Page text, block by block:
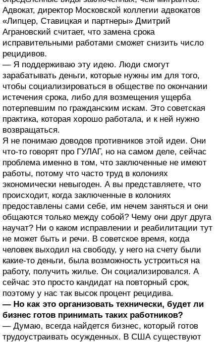
Адвокат, директор Московской коллегии адвокатов
«Липцер, Ставицкая и партнеры» Дмитрий
Аграновский считает, что замена срока
исправительными работами сможет снизить число
рецидивов.
— Я поддерживаю эту идею. Люди смогут
зарабатывать деньги, которые нужны им для того,
чтобы социализироваться в обществе по окончании
истечения срока, либо для возмещения ущерба
потерпевшим по гражданским искам. Это советская
практика, которая хорошо работала, и к ней нужно
возвращаться.
Я не понимаю доводов противников этой идеи. Они
что-то говорят про ГУЛАГ, но на самом деле, сейчас
проблема именно в том, что заключенные не имеют
работы, потому что часто труд в колониях
экономически невыгоден. А вы представляете, что
происходит, когда заключенные в колониях
предоставлены сами себе, им нечем заняться и они
общаются только между собой? Чему они друг друга
научат? Ни о каком исправлении и реабилитации тут
не может быть и речи. В советское время, когда
человек выходил на свободу, у него на счету были
какие-то деньги, была возможность устроиться на
работу, получить жилье. Он социализировался. А
сейчас это просто кандидат на повторный срок,
поэтому у нас так высок процент рецидива.
— Но как это организовать технически, будет ли
бизнес готов принимать таких работников?
— Думаю, всегда найдется бизнес, который готов
трудоустраивать осужденных. В США существуют